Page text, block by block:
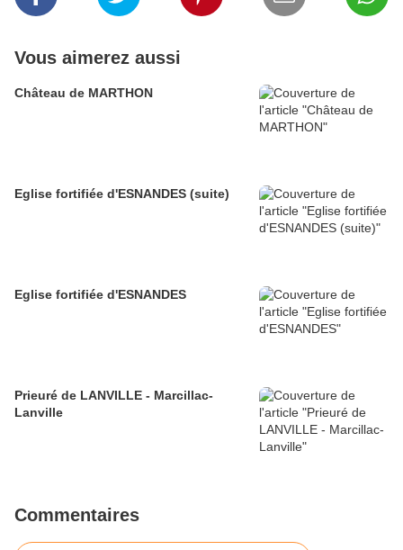
Vous aimerez aussi
Château de MARTHON
Eglise fortifiée d'ESNANDES (suite)
Eglise fortifiée d'ESNANDES
Prieuré de LANVILLE - Marcillac-
Lanville
Commentaires